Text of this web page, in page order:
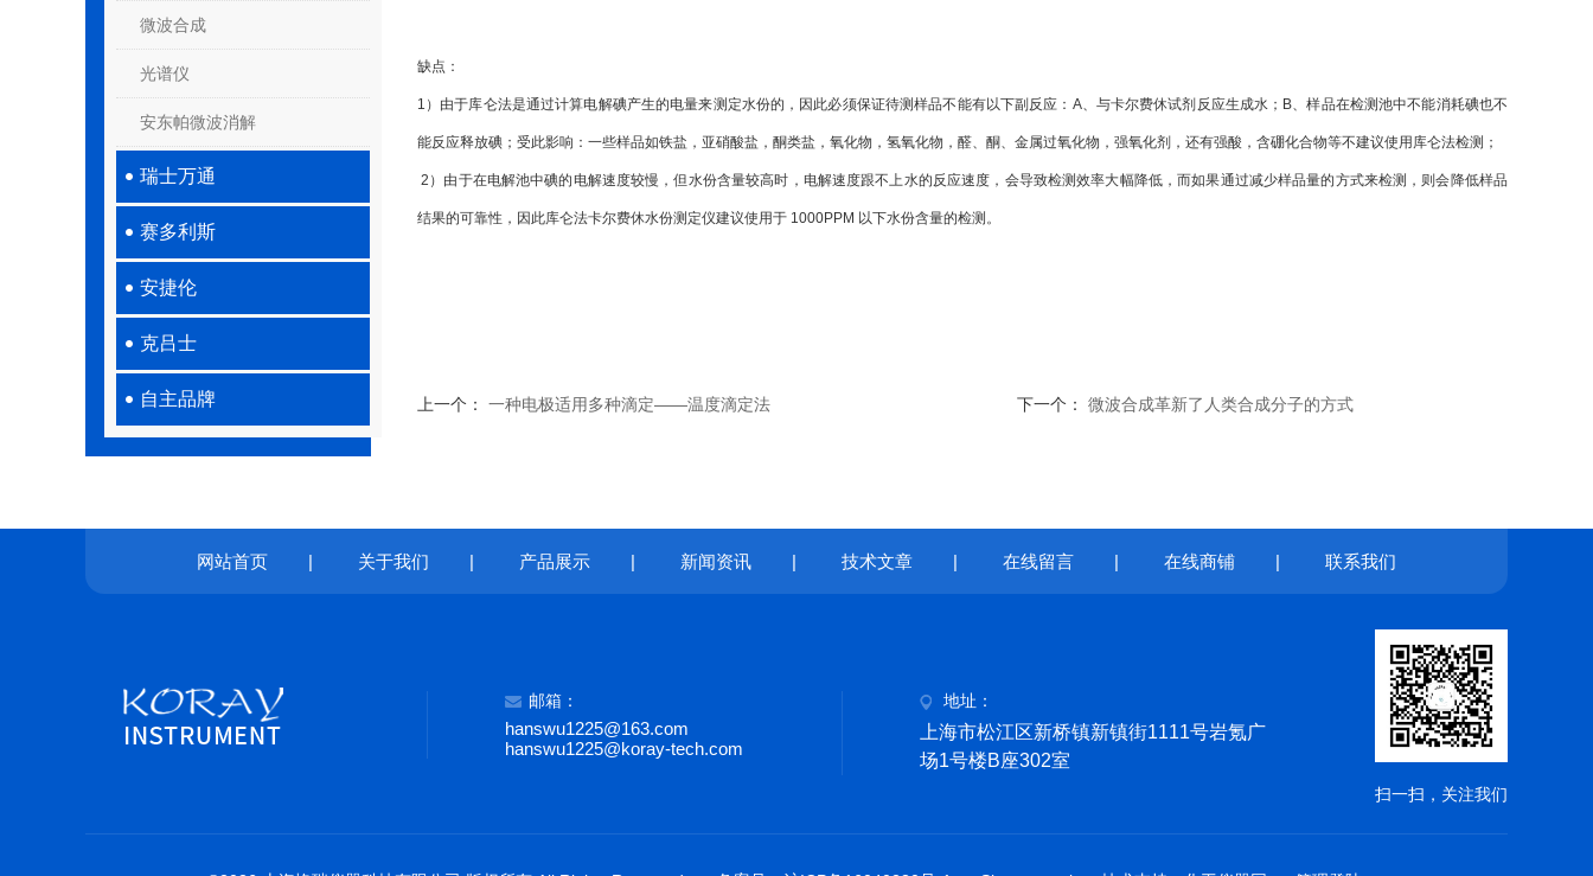
微波合成
光谱仪
安东帕微波消解
瑞士万通
赛多利斯
安捷伦
克吕士
自主品牌
缺点：
1）由于库仑法是通过计算电解碘产生的电量来测定水份的，因此必须保证待测样品不能有以下副反应：A、与卡尔费休试剂反应生成水；B、样品在检测池中不能消耗碘也不
能反应释放碘；受此影响：一些样品如铁盐，亚硝酸盐，酮类盐，氧化物，氢氧化物，醛、酮、金属过氧化物，强氧化剂，还有强酸，含硼化合物等不建议使用库仑法检测；
2）由于在电解池中碘的电解速度较慢，但水份含量较高时，电解速度跟不上水的反应速度，会导致检测效率大幅降低，而如果通过减少样品量的方式来检测，则会降低样品
结果的可靠性，因此库仑法卡尔费休水份测定仪建议使用于 1000PPM 以下水份含量的检测。
上一个： 一种电极适用多种滴定——温度滴定法 下一个： 微波合成革新了人类合成分子的方式
网站首页 | 关于我们 | 产品展示 | 新闻资讯 | 技术文章 | 在线留言 | 在线商铺 | 联系我们
邮箱：
hanswu1225@163.com
hanswu1225@koray-tech.com
地址：
上海市松江区新桥镇新镇街1111号岩氪广
场1号楼B座302室
扫一扫，关注我们